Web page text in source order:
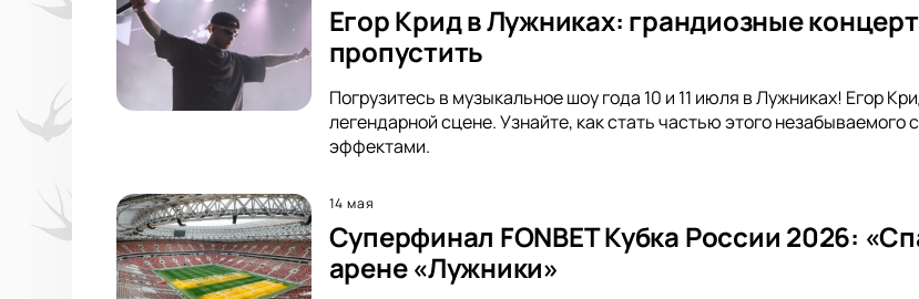
Егор Крид в Лужниках: грандиозные
пропустить
Погрузитесь в музыкальное шоу года 10 и 11 июля в Лужниках! Егор
легендарной сцене. Узнайте, как стать частью этого
эффектами.
14 мая
Суперфинал FONBET Кубка России 2026:
арене «Лужники»